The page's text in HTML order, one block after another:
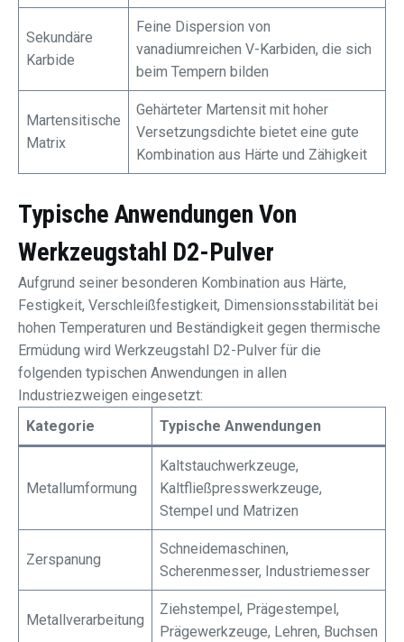
Sekundäre
Karbide
Feine Dispersion von
vanadiumreichen V-Karbiden, die sich
beim Tempern bilden
Martensitische
Matrix
Gehärteter Martensit mit hoher
Versetzungsdichte bietet eine gute
Kombination aus Härte und Zähigkeit
Typische Anwendungen Von
Werkzeugstahl D2-Pulver
Aufgrund seiner besonderen Kombination aus Härte,
Festigkeit, Verschleißfestigkeit, Dimensionsstabilität bei
hohen Temperaturen und Beständigkeit gegen thermische
Ermüdung wird Werkzeugstahl D2-Pulver für die
folgenden typischen Anwendungen in allen
Industriezweigen eingesetzt:
Kategorie
Typische Anwendungen
Metallumformung
Kaltstauchwerkzeuge,
Kaltfließpresswerkzeuge,
Stempel und Matrizen
Zerspanung
Schneidemaschinen,
Scherenmesser, Industriemesser
Metallverarbeitung
Ziehstempel, Prägestempel,
Prägewerkzeuge, Lehren, Buchsen